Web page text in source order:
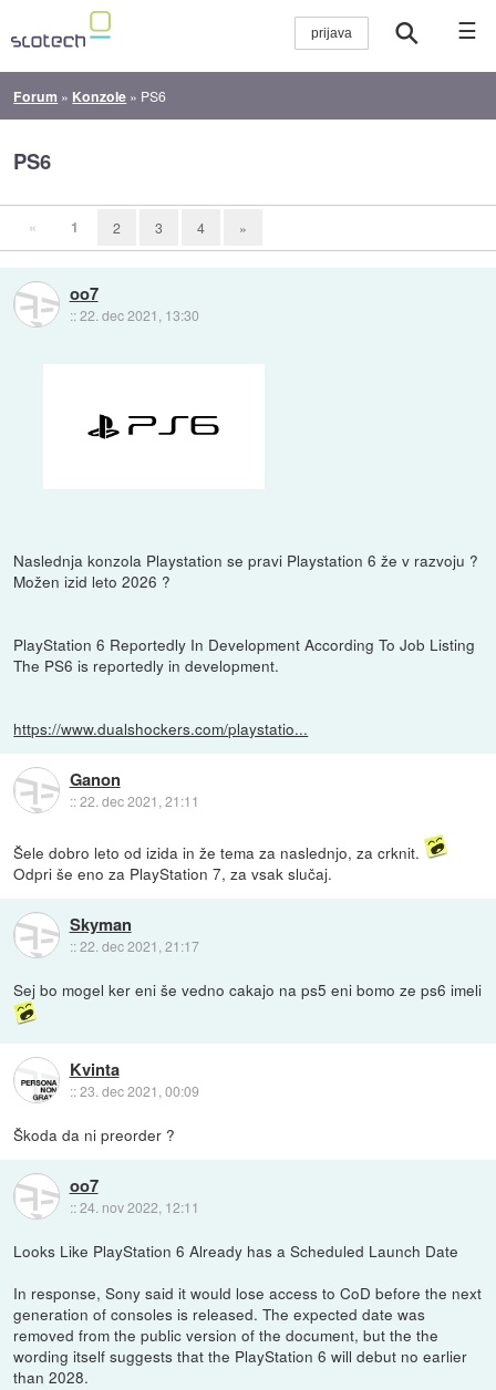
☰
Forum » Konzole » PS6
PS6
« 1 2 3 4 »
oo7
::22. dec 2021, 13:30
Naslednja konzola Playstation se pravi Playstation 6 že v razvoju ?
Možen izid leto 2026 ?
PlayStation 6 Reportedly In Development According To Job Listing
The PS6 is reportedly in development.
https://www.dualshockers.com/playstatio...
Ganon
::22. dec 2021, 21:11
Šele dobro leto od izida in že tema za naslednjo, za crknit.
Odpri še eno za PlayStation 7, za vsak slučaj.
Skyman
::22. dec 2021, 21:17
Sej bo mogel ker eni še vedno cakajo na ps5 eni bomo ze ps6 imeli
Kvinta
::23. dec 2021, 00:09
Škoda da ni preorder ?
oo7
::24. nov 2022, 12:11
Looks Like PlayStation 6 Already has a Scheduled Launch Date
In response, Sony said it would lose access to CoD before the next
generation of consoles is released. The expected date was
removed from the public version of the document, but the the
wording itself suggests that the PlayStation 6 will debut no earlier
than 2028.